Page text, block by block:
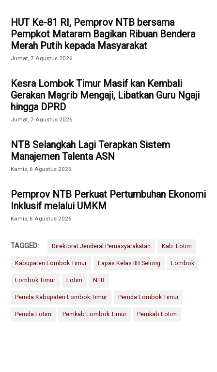
HUT Ke-81 RI, Pemprov NTB bersama
Pempkot Mataram Bagikan Ribuan Bendera
Merah Putih kepada Masyarakat
Jumat, 7 Agustus 2026
Kesra Lombok Timur Masif kan Kembali
Gerakan Magrib Mengaji, Libatkan Guru Ngaji
hingga DPRD
Jumat, 7 Agustus 2026
NTB Selangkah Lagi Terapkan Sistem
Manajemen Talenta ASN
Kamis, 6 Agustus 2026
Pemprov NTB Perkuat Pertumbuhan Ekonomi
Inklusif melalui UMKM
Kamis, 6 Agustus 2026
TAGGED: Direktorat Jenderal Pemasyarakatan Kab. Lotim
Kabupaten Lombok Timur Lapas Kelas IIB Selong Lombok
Lombok Timur Lotim NTB
Pemda Kabupaten Lombok Timur Pemda Lombok Timur
Pemda Lotim Pemkab Lombok Timur Pemkab Lotim